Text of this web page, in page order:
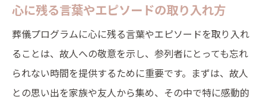
心に残る言葉やエピソードの取り入れ方
葬儀プログラムに心に残る言葉やエピソードを取り入れ
ることは、故人への敬意を示し、参列者にとっても忘れ
られない時間を提供するために重要です。まずは、故人
との思い出を家族や友人から集め、その中で特に感動的